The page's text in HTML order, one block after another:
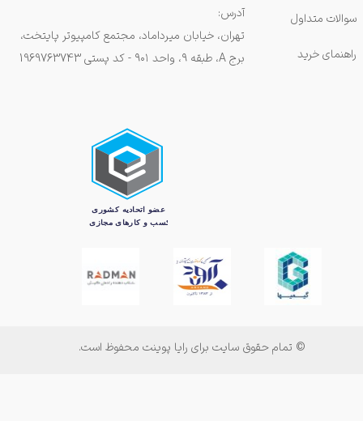
سوالات متداول
راهنمای خرید
© تمام حقوق سایت برای رایا پوینت محفوظ است.
آدرس:
تهران، خیابان میرداماد، مجتمع کامپیوتر پایتخت،
برج A، طبقه ۹، واحد ۹۰۱ - کد پستی 1969763743